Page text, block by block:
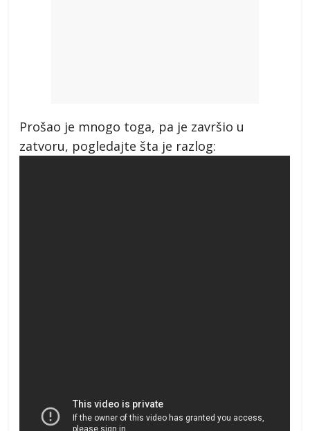
Prošao je mnogo toga, pa je završio u
zatvoru, pogledajte šta je razlog: